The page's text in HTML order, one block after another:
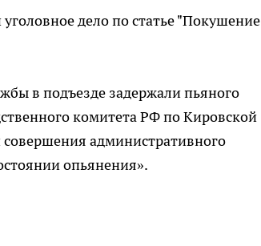
дело по статье "Покушение
в подъезде задержали пьяного
комитета РФ по Кировской
административного
опьянения».